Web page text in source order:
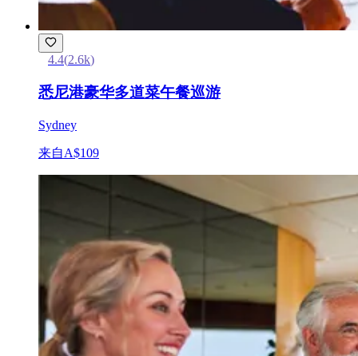
4.4(2.6k)
悉尼港豪华多道菜午餐巡游
Sydney
来自A$109